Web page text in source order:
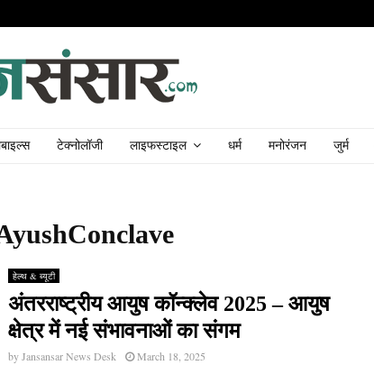
टेक्नोलॉजी लाइफस्टाइल धर्म मनोरंजन जुर्म
हेल्थ & ब्यूटी
अंतरराष्ट्रीय आयुष कॉन्क्लेव 2025 – आयुष
क्षेत्र में नई संभावनाओं का संगम
byJansansar News Desk March 18, 2025